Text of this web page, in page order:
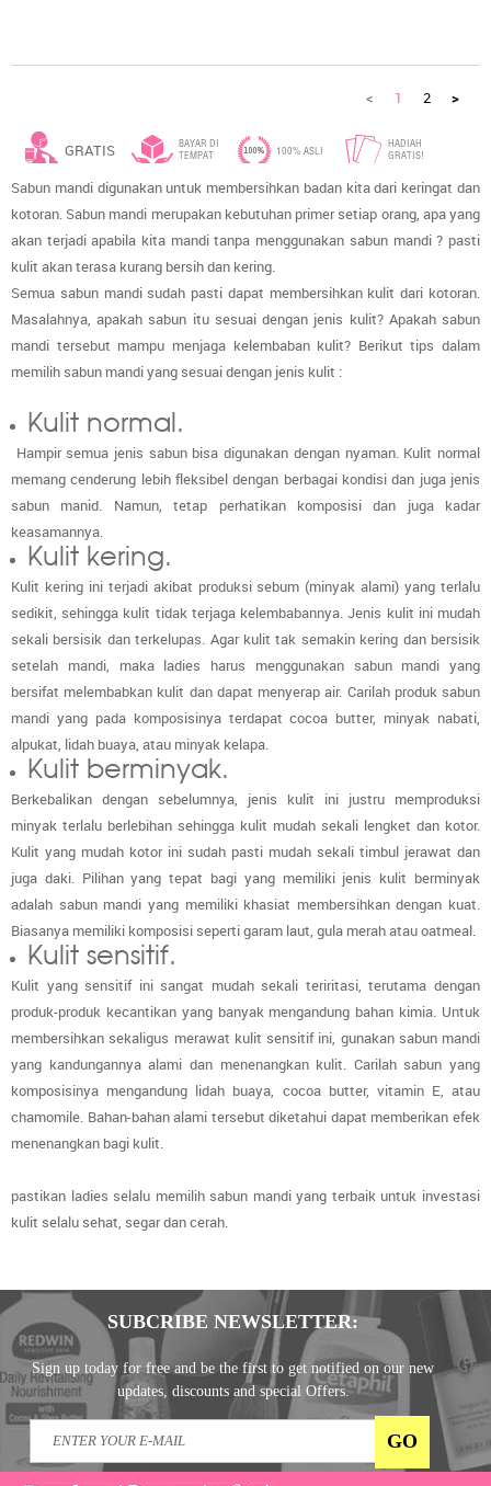
< 1 2 >
GRATIS
ONGKIR*
BAYAR DI
TEMPAT
100% ASLI
HADIAH
GRATIS!
Sabun mandi digunakan untuk membersihkan badan kita dari keringat dan
kotoran. Sabun mandi merupakan kebutuhan primer setiap orang, apa yang
akan terjadi apabila kita mandi tanpa menggunakan sabun mandi ? pasti
kulit akan terasa kurang bersih dan kering.
Semua sabun mandi sudah pasti dapat membersihkan kulit dari kotoran.
Masalahnya, apakah sabun itu sesuai dengan jenis kulit? Apakah sabun
mandi tersebut mampu menjaga kelembaban kulit? Berikut tips dalam
memilih sabun mandi yang sesuai dengan jenis kulit :
Kulit normal.
Hampir semua jenis sabun bisa digunakan dengan nyaman. Kulit normal
memang cenderung lebih fleksibel dengan berbagai kondisi dan juga jenis
sabun manid. Namun, tetap perhatikan komposisi dan juga kadar
keasamannya.
Kulit kering.
Kulit kering ini terjadi akibat produksi sebum (minyak alami) yang terlalu
sedikit, sehingga kulit tidak terjaga kelembabannya. Jenis kulit ini mudah
sekali bersisik dan terkelupas. Agar kulit tak semakin kering dan bersisik
setelah mandi, maka ladies harus menggunakan sabun mandi yang
bersifat melembabkan kulit dan dapat menyerap air. Carilah produk sabun
mandi yang pada komposisinya terdapatcocoa butter, minyak nabati,
alpukat, lidah buaya, atau minyak kelapa.
Kulit berminyak.
Berkebalikan dengan sebelumnya, jenis kulit ini justru memproduksi
minyak terlalu berlebihan sehingga kulit mudah sekali lengket dan kotor.
Kulit yang mudah kotor ini sudah pasti mudah sekali timbul jerawat dan
juga daki. Pilihan yang tepat bagi yang memiliki jenis kulit berminyak
adalah sabun mandi yang memiliki khasiat membersihkan dengan kuat.
Biasanya memiliki komposisi seperti garam laut, gula merah atau oatmeal.
Kulit sensitif.
Kulit yang sensitif ini sangat mudah sekali teriritasi, terutama dengan
produk-produk kecantikan yang banyak mengandung bahan kimia. Untuk
membersihkan sekaligus merawat kulit sensitif ini, gunakan sabun mandi
yang kandungannya alami dan menenangkan kulit. Carilah sabun yang
komposisinya mengandung lidah buaya, cocoa butter, vitamin E, atau
chamomile. Bahan-bahan alami tersebut diketahui dapat memberikan efek
menenangkan bagi kulit.
pastikan ladies selalu memilih sabun mandi yang terbaik untuk investasi
kulit selalu sehat, segar dan cerah.
SUBCRIBE NEWSLETTER:
Sign up today for free and be the first to get notified on our new
updates, discounts and special Offers.